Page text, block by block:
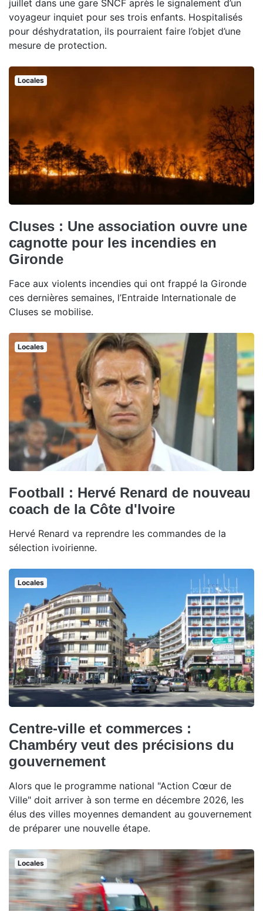
juillet dans une gare SNCF après le signalement d’un
voyageur inquiet pour ses trois enfants. Hospitalisés
pour déshydratation, ils pourraient faire l’objet d’une
mesure de protection.
Locales
Cluses : Une association ouvre une
cagnotte pour les incendies en
Gironde
Face aux violents incendies qui ont frappé la Gironde
ces dernières semaines, l’Entraide Internationale de
Cluses se mobilise.
Locales
Football : Hervé Renard de nouveau
coach de la Côte d'Ivoire
Hervé Renard va reprendre les commandes de la
sélection ivoirienne.
Locales
Centre-ville et commerces :
Chambéry veut des précisions du
gouvernement
Alors que le programme national "Action Cœur de
Ville" doit arriver à son terme en décembre 2026, les
élus des villes moyennes demandent au gouvernement
de préparer une nouvelle étape.
Locales